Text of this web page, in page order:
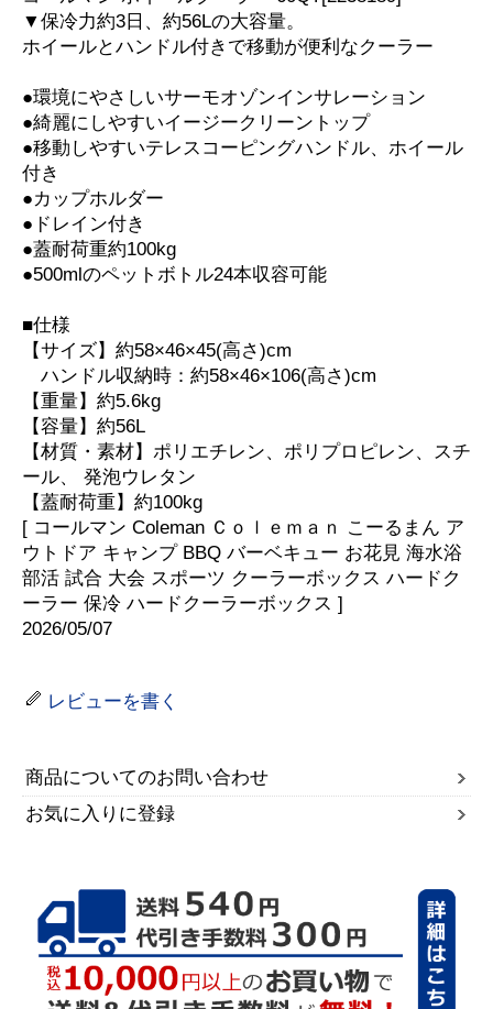
▼保冷力約3日、約56Lの大容量。
ホイールとハンドル付きで移動が便利なクーラー
●環境にやさしいサーモオゾンインサレーション
●綺麗にしやすいイージークリーントップ
●移動しやすいテレスコーピングハンドル、ホイール
付き
●カップホルダー
●ドレイン付き
●蓋耐荷重約100kg
●500mlのペットボトル24本収容可能
■仕様
【サイズ】約58×46×45(高さ)cm
ハンドル収納時：約58×46×106(高さ)cm
【重量】約5.6kg
【容量】約56L
【材質・素材】ポリエチレン、ポリプロピレン、スチ
ール、 発泡ウレタン
【蓋耐荷重】約100kg
[ コールマン Coleman Ｃｏｌｅｍａｎ こーるまん ア
ウトドア キャンプ BBQ バーベキュー お花見 海水浴
部活 試合 大会 スポーツ クーラーボックス ハードク
ーラー 保冷 ハードクーラーボックス ]
2026/05/07
レビューを書く
商品についてのお問い合わせ
お気に入りに登録